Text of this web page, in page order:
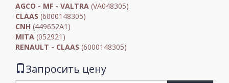
AGCO - MF - VALTRA (VA048305)
CLAAS (6000148305)
CNH (449652A1)
MITA (052921)
RENAULT - CLAAS (6000148305)
Запросить цену